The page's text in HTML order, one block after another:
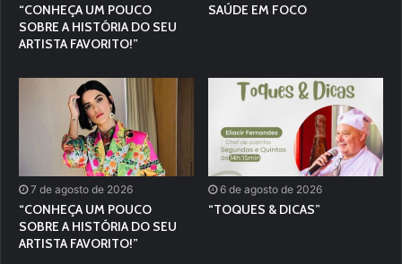
“CONHEÇA UM POUCO
SOBRE A HISTÓRIA DO SEU
ARTISTA FAVORITO!”
SAÚDE EM FOCO
7 de agosto de 2026
“CONHEÇA UM POUCO
SOBRE A HISTÓRIA DO SEU
ARTISTA FAVORITO!”
6 de agosto de 2026
“TOQUES & DICAS”